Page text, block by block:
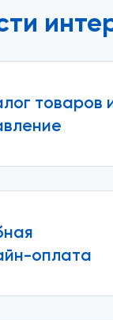
товаров
оплата